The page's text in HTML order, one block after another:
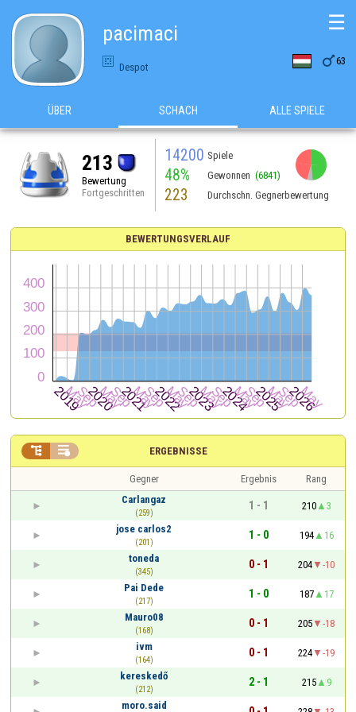
pacimaci
Despot 63
☰
ÜBER SCHACH ALLE SPIELE
213
Bewertung
Fortgeschritten
14200 Spiele
48% Gewonnen (6841)
223 Durchschn. Gegnerbewertung
BEWERTUNGSVERLAUF
ERGEBNISSE
 
Gegner Ergebnis
Rang
Carlangaz
(259)
1 - 1 210
3
jose carlos2
(201)
1 - 0 194
16
toneda
(345)
0 - 1 204
-10
Pai Dede
(217)
1 - 0 187
17
Mauro08
(168)
0 - 1 205
-18
ivm
(164)
0 - 1 224
-19
kereskedő
(212)
2 - 1 215
9
moro.said